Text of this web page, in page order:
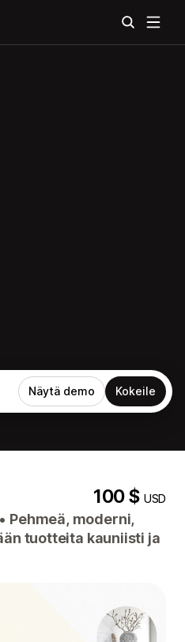
Näytä demo Kokeile
100 $USD
• Pehmeä, moderni,
tuotteita kauniisti ja